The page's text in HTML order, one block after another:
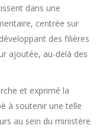
dans une
centrée sur
des filières
ajoutée, au-delà des
et exprimé la
à soutenir une telle
au sein du ministère